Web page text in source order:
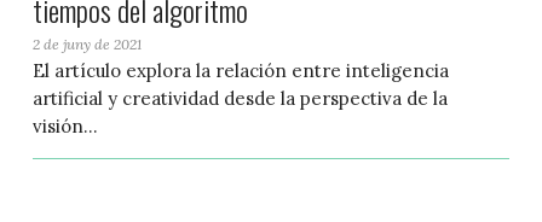
tiempos del algoritmo
2 de juny de 2021
El artículo explora la relación entre inteligencia
artificial y creatividad desde la perspectiva de la
visión...